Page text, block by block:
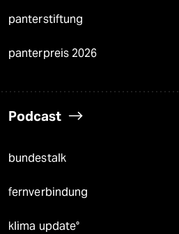
panterstiftung
panterpreis 2026
Podcast
bundestalk
fernverbindung
klima update°